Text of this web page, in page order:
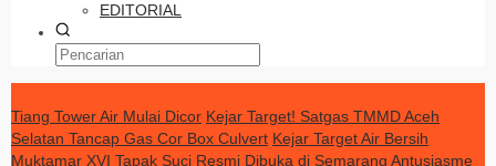
EDITORIAL
Tiang Tower Air Mulai Dicor Kejar Target! Satgas TMMD Aceh
Selatan Tancap Gas Cor Box Culvert Kejar Target Air Bersih
Muktamar XVI Tapak Suci Resmi Dibuka di Semarang Antusiasme